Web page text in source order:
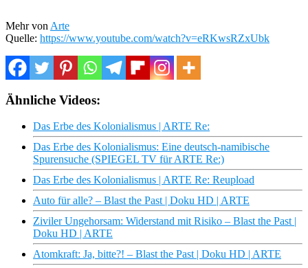
Mehr von Arte
Quelle: https://www.youtube.com/watch?v=eRKwsRZxUbk
Ähnliche Videos:
Das Erbe des Kolonialismus | ARTE Re:
Das Erbe des Kolonialismus: Eine deutsch-namibische
Spurensuche (SPIEGEL TV für ARTE Re:)
Das Erbe des Kolonialismus | ARTE Re: Reupload
Auto für alle? – Blast the Past | Doku HD | ARTE
Ziviler Ungehorsam: Widerstand mit Risiko – Blast the Past |
Doku HD | ARTE
Atomkraft: Ja, bitte?! – Blast the Past | Doku HD | ARTE